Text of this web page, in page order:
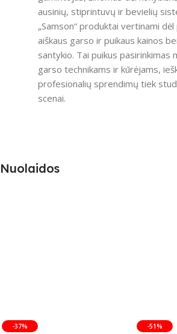
ausinių, stiprintuvų ir bevielių
„Samson“ produktai vertinami
aiškaus garso ir puikaus kainos
santykio. Tai puikus pasirinkimas
garso technikams ir kūrėjams,
profesionalių sprendimų tiek
scenai.
Nuolaidos
-37% -51%